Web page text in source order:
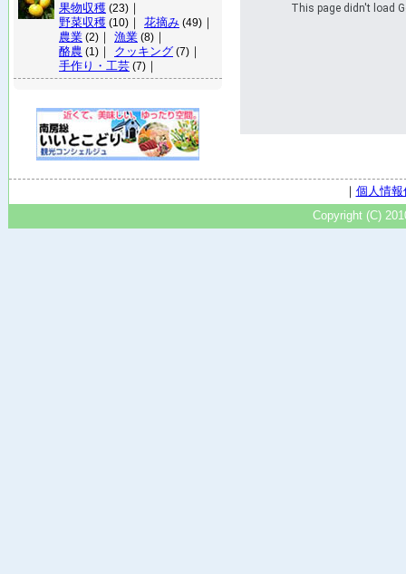
果物収穫 (23) ｜
野菜収穫 (10) ｜ 花摘み (49) ｜
農業 (2) ｜ 漁業 (8) ｜
酪農 (1) ｜ クッキング (7) ｜
手作り・工芸 (7) ｜
This page didn't load
｜ 個人情
Copyright (C)